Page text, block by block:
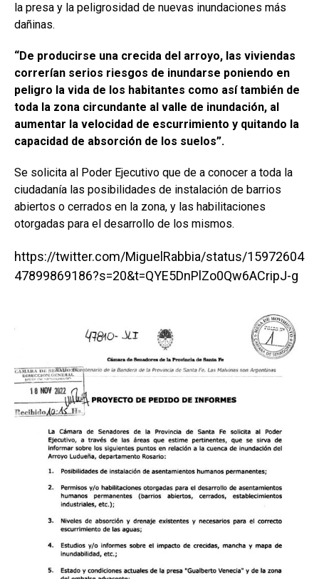
la presa y la peligrosidad de nuevas inundaciones más
dañinas.
“De producirse una crecida del arroyo, las viviendas
correrían serios riesgos de inundarse poniendo en
peligro la vida de los habitantes como así también de
toda la zona circundante al valle de inundación, al
aumentar la velocidad de escurrimiento y quitando la
capacidad de absorción de los suelos”.
Se solicita al Poder Ejecutivo que de a conocer a toda la
ciudadanía las posibilidades de instalación de barrios
abiertos o cerrados en la zona, y las habilitaciones
otorgadas para el desarrollo de los mismos.
https://twitter.com/MiguelRabbia/status/15972604
47899869186?s=20&t=QYE5DnPlZo0Qw6ACripJ-g